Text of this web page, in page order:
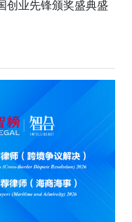
创业先锋颁奖盛典盛